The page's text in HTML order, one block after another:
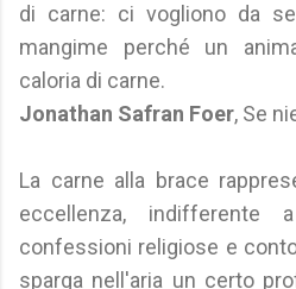
di carne: ci vogliono da
mangime perché un
caloria di carne.
Jonathan Safran Foer, Se
La carne alla brace
eccellenza,
confessioni religiose e
sparga nell'aria un certo